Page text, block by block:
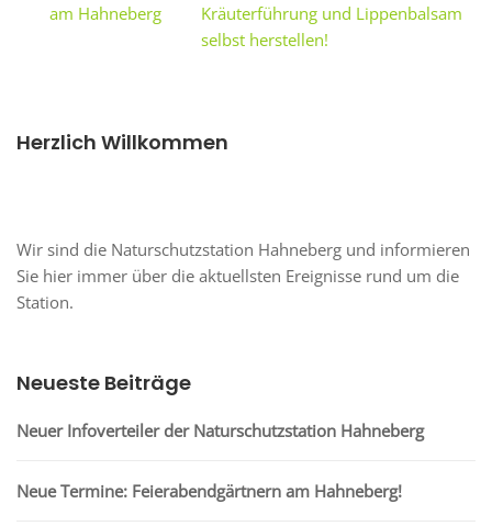
am Hahneberg
Kräuterführung und Lippenbalsam
selbst herstellen!
Herzlich Willkommen
Wir sind die Naturschutzstation Hahneberg und informieren
Sie hier immer über die aktuellsten Ereignisse rund um die
Station.
Neueste Beiträge
Neuer Infoverteiler der Naturschutzstation Hahneberg
Neue Termine: Feierabendgärtnern am Hahneberg!